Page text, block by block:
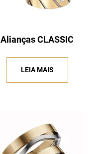
Alianças CLASSIC
LEIA MAIS